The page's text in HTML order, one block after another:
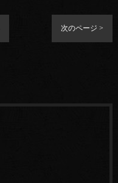
次のページ >